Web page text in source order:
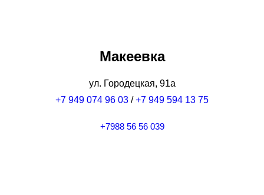
Макеевка
ул. Городецкая, 91а
+7 949 074 96 03 /+7 949 594 13 75
+7988 56 56 039